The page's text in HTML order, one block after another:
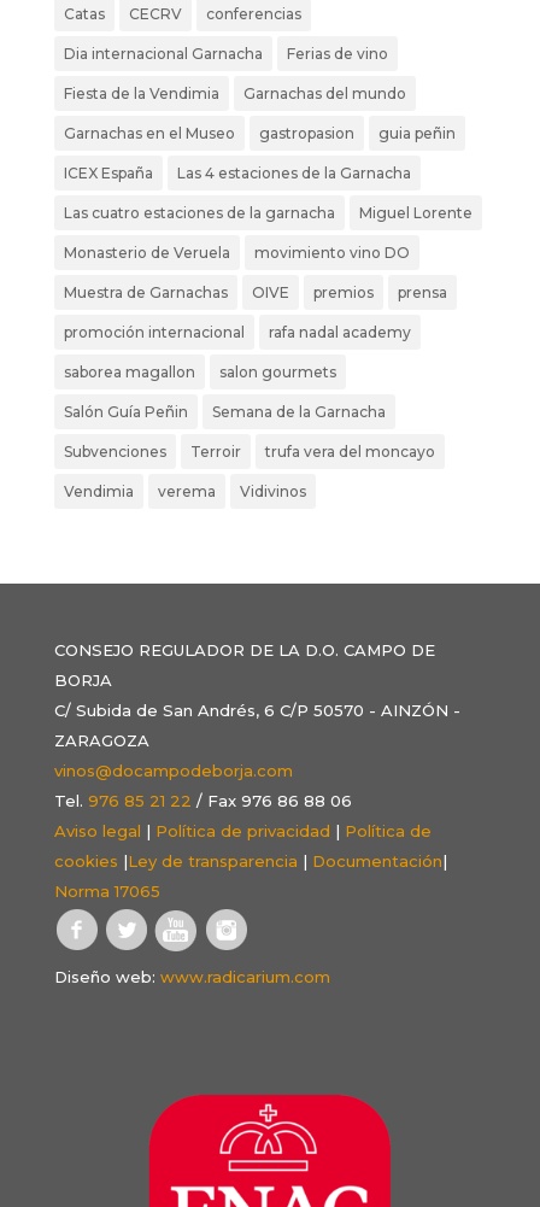
Catas CECRV conferencias
Dia internacional Garnacha Ferias de vino
Fiesta de la Vendimia Garnachas del mundo
Garnachas en el Museo gastropasion guia peñin
ICEX España Las 4 estaciones de la Garnacha
Las cuatro estaciones de la garnacha Miguel Lorente
Monasterio de Veruela movimiento vino DO
Muestra de Garnachas OIVE premios prensa
promoción internacional rafa nadal academy
saborea magallon salon gourmets
Salón Guía Peñin Semana de la Garnacha
Subvenciones Terroir trufa vera del moncayo
Vendimia verema Vidivinos
CONSEJO REGULADOR DE LA D.O. CAMPO DE
BORJA
C/ Subida de San Andrés, 6 C/P 50570 - AINZÓN -
ZARAGOZA
vinos@docampodeborja.com
Tel. 976 85 21 22 / Fax 976 86 88 06
Aviso legal | Política de privacidad | Política de
cookies |Ley de transparencia | Documentación|
Norma 17065
Diseño web: www.radicarium.com